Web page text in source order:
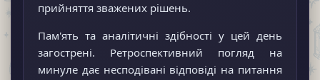
прийняття зважених рішень.
Пам'ять та аналітичні здібності у цей день
загострені. Ретроспективний погляд на
минуле дає несподівані відповіді на питання